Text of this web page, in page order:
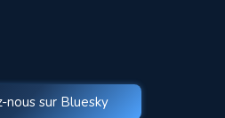
nous sur Bluesky